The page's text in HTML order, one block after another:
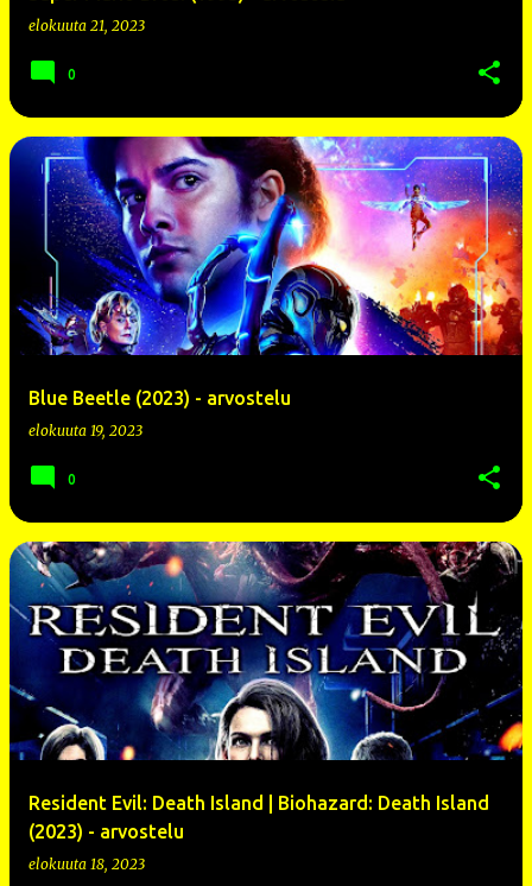
elokuuta 21, 2023
0
Blue Beetle (2023) - arvostelu
elokuuta 19, 2023
0
Resident Evil: Death Island | Biohazard: Death Island
(2023) - arvostelu
elokuuta 18, 2023